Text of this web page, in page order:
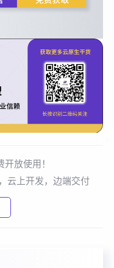
放使用！
云上开发，边端交付